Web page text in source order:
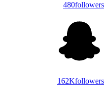
480followers
162Kfollowers